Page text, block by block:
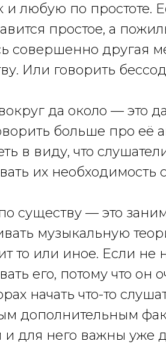
и любую по простоте.
простое, а
совершенно другая
Или говорить
да около — это
больше про её
в виду, что
их необходимость
существу — это
музыкальную
то или иное. Если не
его, потому что он
начать что-то
дополнительным
и для него важны уже